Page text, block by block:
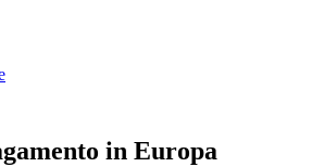
in Europa